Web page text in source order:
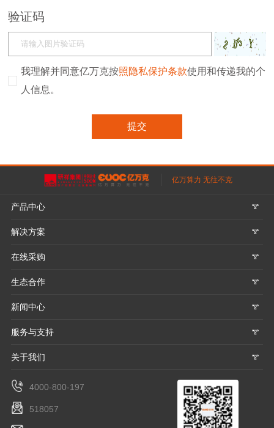
验证码
我理解并同意亿万克按照隐私保护条款使用和传递我的个
人信息。
提交
亿万算力 无往不克
产品中心 𐃮
解决方案 𐃮
在线采购 𐃮
生态合作 𐃮
新闻中心 𐃮
服务与支持 𐃮
关于我们 𐃮
4000-800-197
518057